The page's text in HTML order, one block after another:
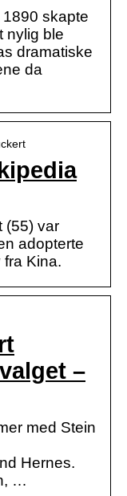
skapte
nylig ble
dramatiske
da
(55) var
adopterte
Kina.
–
med Stein
Hernes.
…